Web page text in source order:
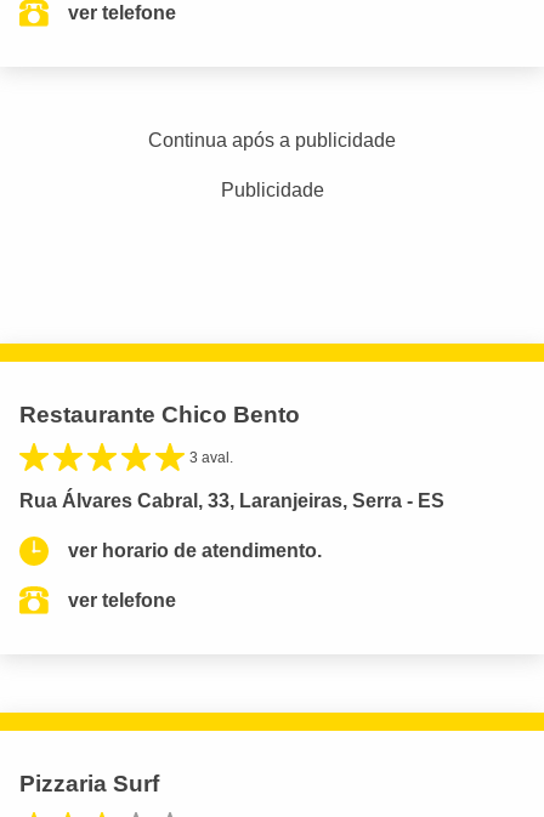
ver telefone
Continua após a publicidade
Publicidade
Restaurante Chico Bento
3 aval.
Rua Álvares Cabral, 33, Laranjeiras, Serra - ES
ver horario de atendimento.
ver telefone
Pizzaria Surf